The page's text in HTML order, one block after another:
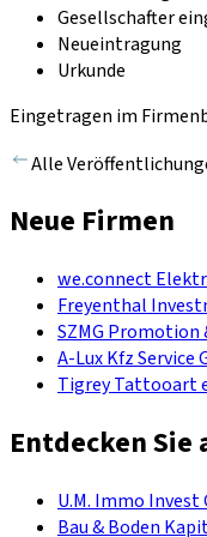
Gesellschafter
Neueintragung
Urkunde
Eingetragen im
Alle
Neue Firmen
we.connect
Freyenthal
SZMG Promotion
A-Lux Kfz Service
Tigrey Tattooart
Entdecken Sie
U.M. Immo Invest
Bau & Boden